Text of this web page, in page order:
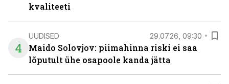
kvaliteeti
4
UUDISED 29.07.26, 09:30
Maido Solovjov: piimahinna riski ei saa
lõputult ühe osapoole kanda jätta